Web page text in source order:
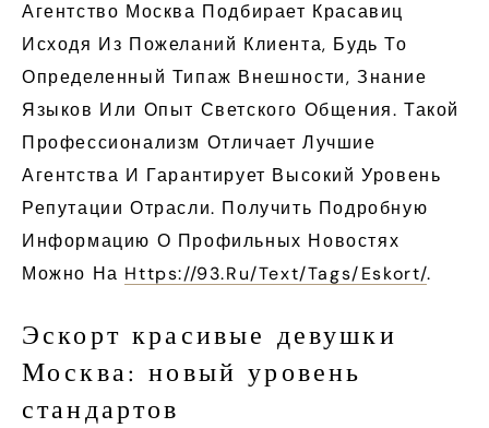
Агентство Москва Подбирает Красавиц
Исходя Из Пожеланий Клиента, Будь То
Определенный Типаж Внешности, Знание
Языков Или Опыт Светского Общения. Такой
Профессионализм Отличает Лучшие
Агентства И Гарантирует Высокий Уровень
Репутации Отрасли. Получить Подробную
Информацию О Профильных Новостях
Можно На Https://93.ru/text/tags/eskort/.
Эскорт красивые девушки
Москва: новый уровень
стандартов